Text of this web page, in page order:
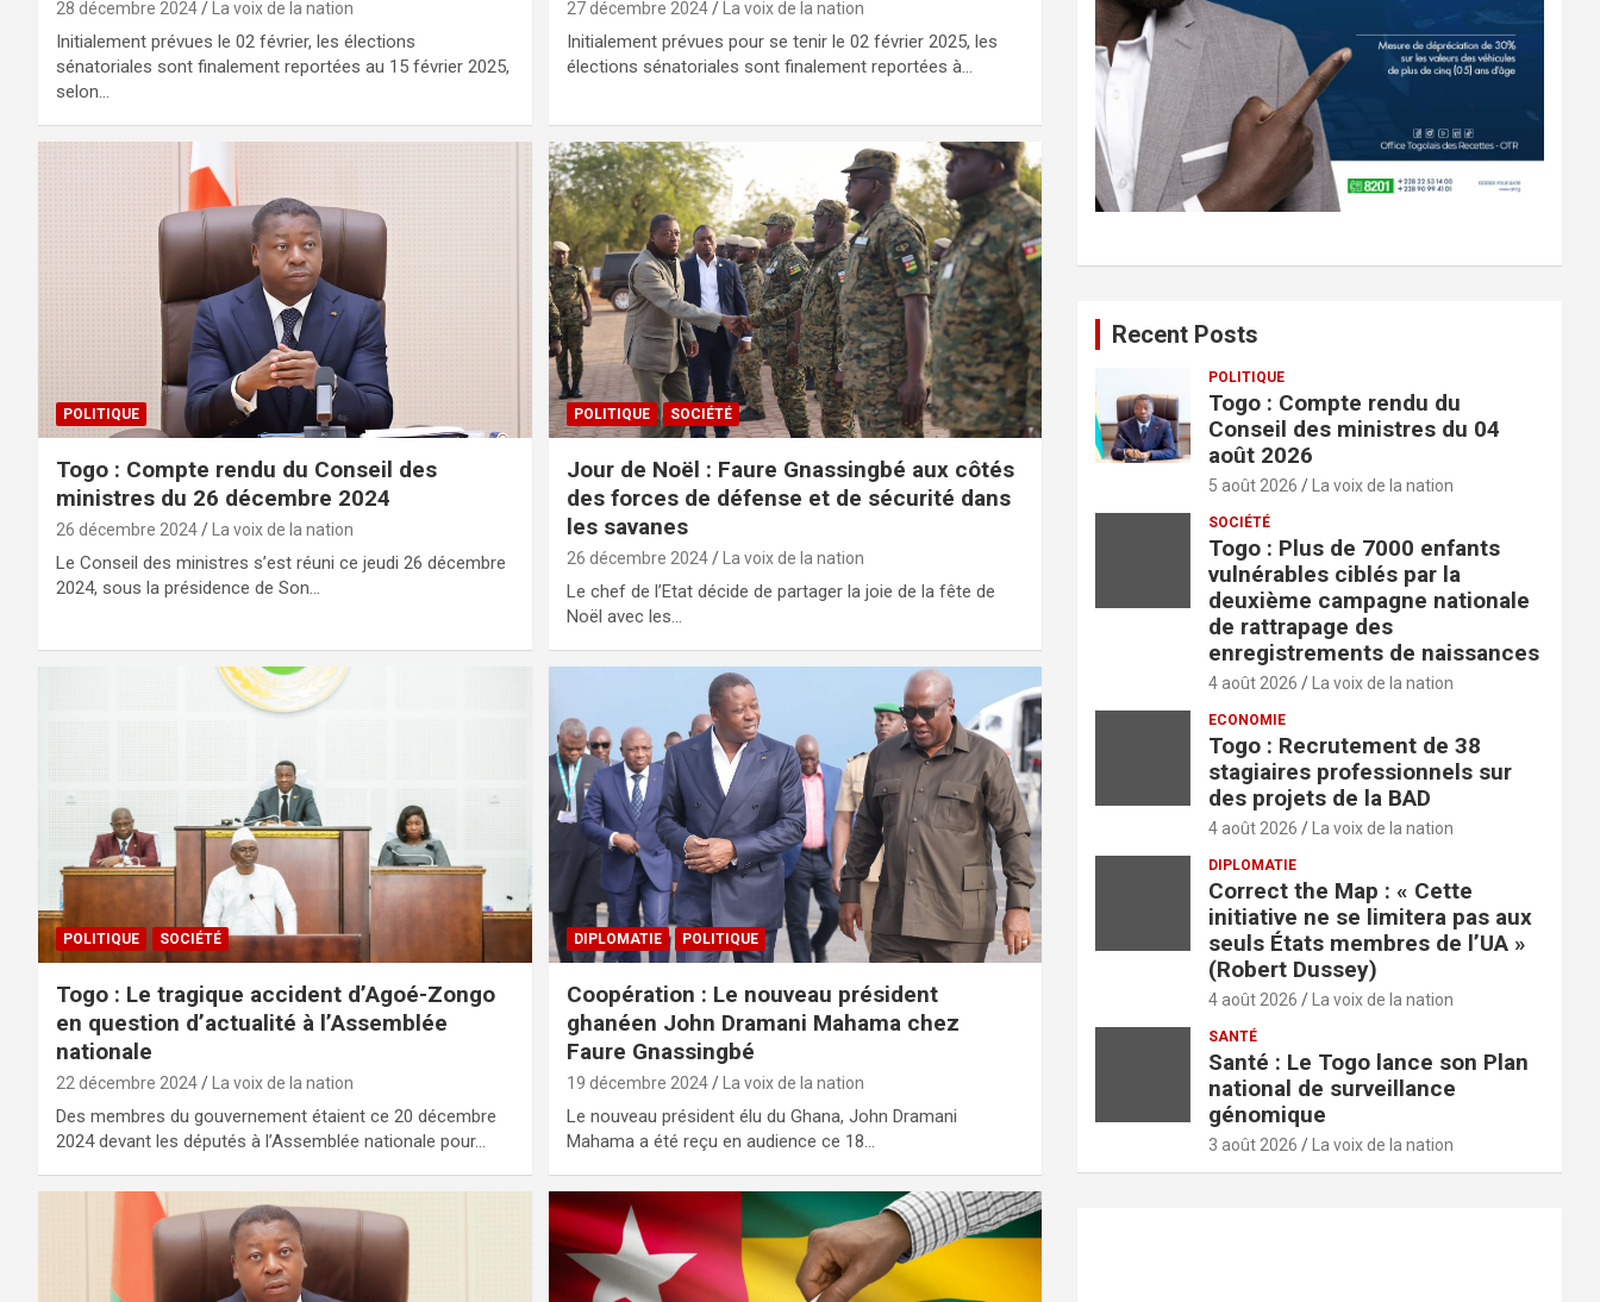
28 décembre 2024 La voix de la nation
Initialement prévues le 02 février, les élections
sénatoriales sont finalement reportées au 15 février 2025,
selon…
27 décembre 2024 La voix de la nation
Initialement prévues pour se tenir le 02 février 2025, les
élections sénatoriales sont finalement reportées à…
POLITIQUE
Togo : Compte rendu du Conseil des
ministres du 26 décembre 2024
26 décembre 2024 La voix de la nation
Le Conseil des ministres s’est réuni ce jeudi 26 décembre
2024, sous la présidence de Son…
POLITIQUE SOCIÉTÉ
Jour de Noël : Faure Gnassingbé aux côtés
des forces de défense et de sécurité dans
les savanes
26 décembre 2024 La voix de la nation
Le chef de l’Etat décide de partager la joie de la fête de
Noël avec les…
POLITIQUE SOCIÉTÉ
Togo : Le tragique accident d’Agoé-Zongo
en question d’actualité à l’Assemblée
nationale
22 décembre 2024 La voix de la nation
Des membres du gouvernement étaient ce 20 décembre
2024 devant les députés à l’Assemblée nationale pour…
DIPLOMATIE POLITIQUE
Coopération : Le nouveau président
ghanéen John Dramani Mahama chez
Faure Gnassingbé
19 décembre 2024 La voix de la nation
Le nouveau président élu du Ghana, John Dramani
Mahama a été reçu en audience ce 18…
Recent Posts
POLITIQUE
Togo : Compte rendu du
Conseil des ministres du 04
août 2026
5 août 2026 La voix de la nation
SOCIÉTÉ
Togo : Plus de 7000 enfants
vulnérables ciblés par la
deuxième campagne nationale
de rattrapage des
enregistrements de naissances
4 août 2026 La voix de la nation
ECONOMIE
Togo : Recrutement de 38
stagiaires professionnels sur
des projets de la BAD
4 août 2026 La voix de la nation
DIPLOMATIE
Correct the Map : « Cette
initiative ne se limitera pas aux
seuls États membres de l’UA »
(Robert Dussey)
4 août 2026 La voix de la nation
SANTÉ
Santé : Le Togo lance son Plan
national de surveillance
génomique
3 août 2026 La voix de la nation